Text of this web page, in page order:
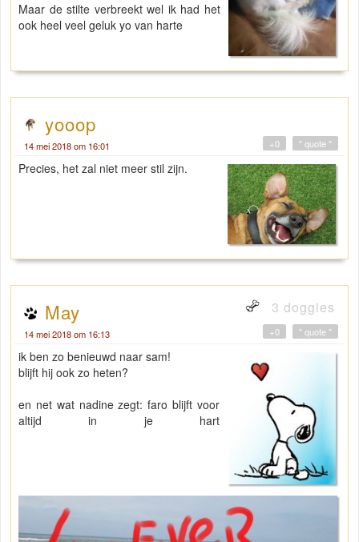
Maar de stilte verbreekt wel ik had het
ook heel veel geluk yo van harte
yooop
14 mei 2018 om 16:01 " quote "
+0
Precies, het zal niet meer stil zijn.
May 3 doggies
14 mei 2018 om 16:13 " quote "
+0
ik ben zo benieuwd naar sam!
blijft hij ook zo heten?
en net wat nadine zegt: faro blijft voor
altijd in je hart